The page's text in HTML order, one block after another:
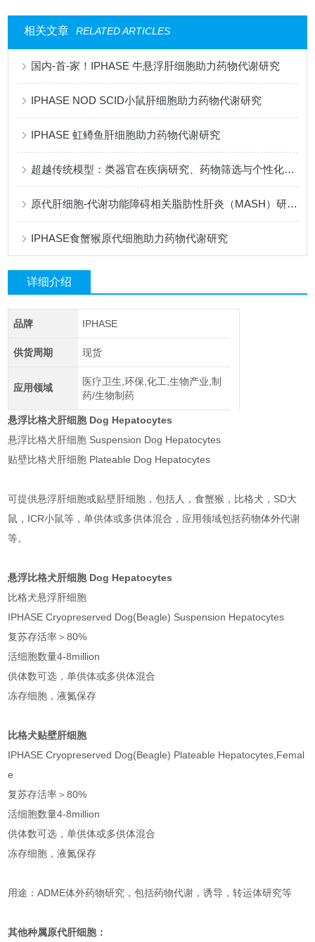
相关文章 RELATED ARTICLES
国内-首-家！IPHASE 牛悬浮肝细胞助力药物代谢研究
IPHASE NOD SCID小鼠肝细胞助力药物代谢研究
IPHASE 虹鳟鱼肝细胞助力药物代谢研究
超越传统模型：类器官在疾病研究、药物筛选与个性化治疗中的全景应用
原代肝细胞-代谢功能障碍相关脂肪性肝炎（MASH）研究的核心模型
IPHASE食蟹猴原代细胞助力药物代谢研究
详细介绍
品牌 IPHASE
供货周期 现货
应用领域
医疗卫生,环保,化工,生物产业,制
药/生物制药
悬浮比格犬肝细胞 Dog Hepatocytes
悬浮比格犬肝细胞 Suspension Dog Hepatocytes
贴壁比格犬肝细胞 Plateable Dog Hepatocytes
可提供悬浮肝细胞或贴壁肝细胞，包括人，食蟹猴，比格犬，SD大
鼠，ICR小鼠等，单供体或多供体混合，应用领域包括药物体外代谢
等。
悬浮比格犬肝细胞 Dog Hepatocytes
比格犬悬浮肝细胞
IPHASE Cryopreserved Dog(Beagle) Suspension Hepatocytes
复苏存活率＞80%
活细胞数量4-8million
供体数可选，单供体或多供体混合
冻存细胞，液氮保存
比格犬贴壁肝细胞
IPHASE Cryopreserved Dog(Beagle) Plateable Hepatocytes,Femal
e
复苏存活率＞80%
活细胞数量4-8million
供体数可选，单供体或多供体混合
冻存细胞，液氮保存
用途：ADME体外药物研究，包括药物代谢，诱导，转运体研究等
其他种属原代肝细胞：